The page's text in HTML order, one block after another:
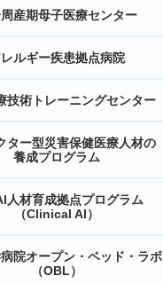
産期母子医療センター
ルギー疾患拠点病院
技術トレーニングセンター
ター型災害保健医療人材の
養成プログラム
人材育成拠点プログラム
（Clinical AI）
院オープン・ベッド・ラボ
（OBL）